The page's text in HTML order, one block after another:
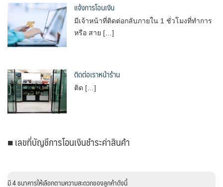
แจ้งการโอนเงิน
มีเจ้าหน้าที่ติดต่อกลับภายใน 1 ชั่วโมงที่ทำการ
หรือ สาย […]
ติดต่อเราหน้าร้าน
ติด […]
■ เลขที่บัญชีการโอนเงินชำระค่าสินค้า
มี 4 ธนาคารให้เลือกตามความสะดวกของลูกค้าดังนี้